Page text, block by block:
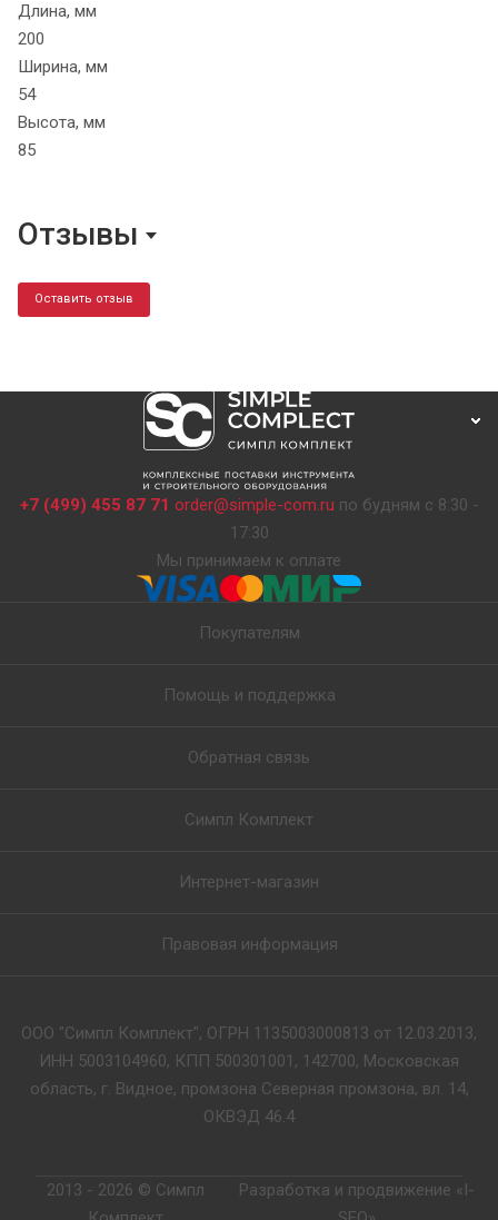
Длина, мм
200
Ширина, мм
54
Высота, мм
85
Отзывы
Оставить отзыв
+7 (499) 455 87 71 order@simple-com.ru по будням с 8:30 -
17:30
Мы принимаем к оплате
Покупателям
Помощь и поддержка
Обратная связь
Симпл Комплект
Интернет-магазин
Правовая информация
ООО "Симпл Комплект", ОГРН 1135003000813 от 12.03.2013,
ИНН 5003104960, КПП 500301001, 142700, Московская
область, г. Видное, промзона Северная промзона, вл. 14,
ОКВЭД 46.4
2013 - 2026 © Симпл
Разработка и продвижение «I-